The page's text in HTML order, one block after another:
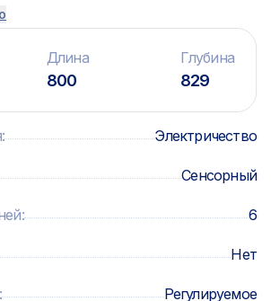
стекло дверцы — Освещение
встроенной в дверь — WI-FI
Touch:
— Ручной режим
9 шагов — Регулировка влажности
Длина
800
Глубина
829
: Электричество
Сенсорный
: 6
Нет
Регулируемое